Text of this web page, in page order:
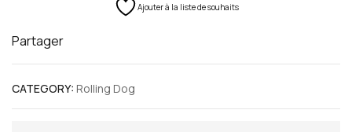
Ajouter à la liste de souhaits
Partager
CATEGORY: Rolling Dog